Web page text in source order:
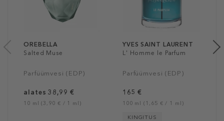
OREBELLA
Salted Muse
Parfüümvesi (EDP)
alates 38,99 €
10 ml (3,90 € / 1 ml)
YVES SAINT LAURENT
L' Homme le Parfum
Parfüümvesi (EDP)
165 €
100 ml (1,65 € / 1 ml)
KINGITUS